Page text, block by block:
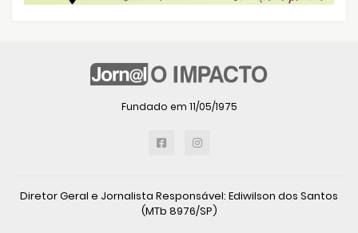
Fundado em 11/05/1975
Diretor Geral e Jornalista Responsável: Ediwilson dos Santos
(MTb 8976/SP)